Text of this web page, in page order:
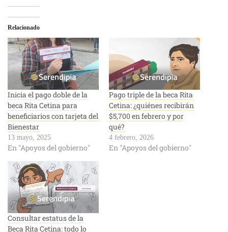
Relacionado
Inicia el pago doble de la
beca Rita Cetina para
beneficiarios con tarjeta del
Bienestar
13 mayo, 2025
En "Apoyos del gobierno"
Pago triple de la beca Rita
Cetina: ¿quiénes recibirán
$5,700 en febrero y por
qué?
4 febrero, 2026
En "Apoyos del gobierno"
Consultar estatus de la
Beca Rita Cetina: todo lo